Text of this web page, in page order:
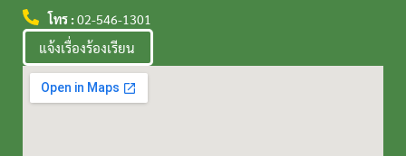
โทร : 02-546-1301
แจ้งเรื่องร้องเรียน